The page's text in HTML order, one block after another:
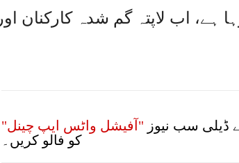
اب لاپتہ گم شدہ کارکنان اور
ڈیلی سب نیوز "آفیشل واٹس ایپ چینل"
کو فالو کریں۔